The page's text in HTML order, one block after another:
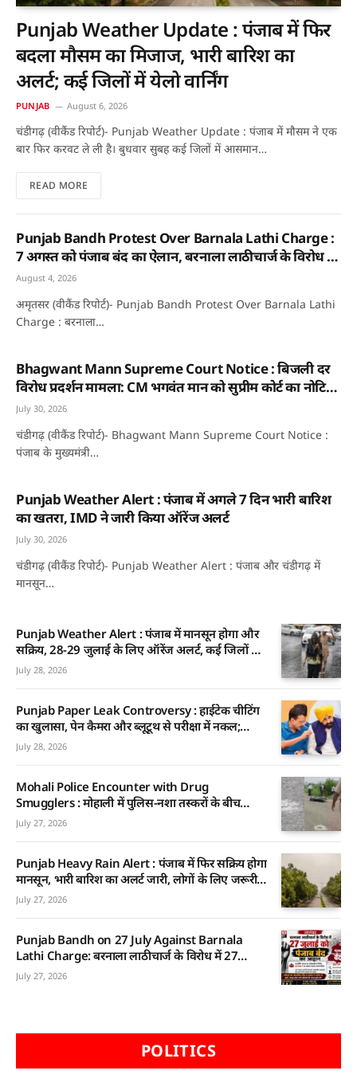
Punjab Weather Update : पंजाब में फिर
बदला मौसम का मिजाज, भारी बारिश का
अलर्ट; कई जिलों में येलो वार्निंग
PUNJAB August 6, 2026
चंडीगढ़ (वीकैंड रिपोर्ट)- Punjab Weather Update : पंजाब में मौसम ने एक
बार फिर करवट ले ली है। बुधवार सुबह कई जिलों में आसमान…
READ MORE
Punjab Bandh Protest Over Barnala Lathi Charge :
7 अगस्त को पंजाब बंद का ऐलान, बरनाला लाठीचार्ज के विरोध में
आंदोलन तेज; जानिए क्या रहेगा खुला और क्या रहेगा बंद?
August 4, 2026
अमृतसर (वीकैंड रिपोर्ट)- Punjab Bandh Protest Over Barnala Lathi
Charge : बरनाला…
Bhagwant Mann Supreme Court Notice : बिजली दर
विरोध प्रदर्शन मामला: CM भगवंत मान को सुप्रीम कोर्ट का नोटिस,
जानिए क्या है पूरा मामला
July 30, 2026
चंडीगढ़ (वीकैंड रिपोर्ट)- Bhagwant Mann Supreme Court Notice :
पंजाब के मुख्यमंत्री…
Punjab Weather Alert : पंजाब में अगले 7 दिन भारी बारिश
का खतरा, IMD ने जारी किया ऑरेंज अलर्ट
July 30, 2026
चंडीगढ़ (वीकैंड रिपोर्ट)- Punjab Weather Alert : पंजाब और चंडीगढ़ में
मानसून…
Punjab Weather Alert : पंजाब में मानसून होगा और
सक्रिय, 28-29 जुलाई के लिए ऑरेंज अलर्ट, कई जिलों में
भारी बारिश की चेतावनी
July 28, 2026
Punjab Paper Leak Controversy : हाईटेक चीटिंग
का खुलासा, पेन कैमरा और ब्लूटूथ से परीक्षा में नकल;
फार्मेसी ऑफिसर परीक्षा पर घिरी AAP सरकार
July 28, 2026
Mohali Police Encounter with Drug
Smugglers : मोहाली में पुलिस-नशा तस्करों के बीच
मुठभेड़, 15 राउंड फायरिंग के बाद दो घायल, एक गिरफ्तार
July 27, 2026
Punjab Heavy Rain Alert : पंजाब में फिर सक्रिय होगा
मानसून, भारी बारिश का अलर्ट जारी, लोगों के लिए जरूरी
सलाह
July 27, 2026
Punjab Bandh on 27 July Against Barnala
Lathi Charge: बरनाला लाठीचार्ज के विरोध में 27
जुलाई को पंजाब बंद का आह्वान, वाल्मीकि समाज ने जनता
July 27, 2026
POLITICS